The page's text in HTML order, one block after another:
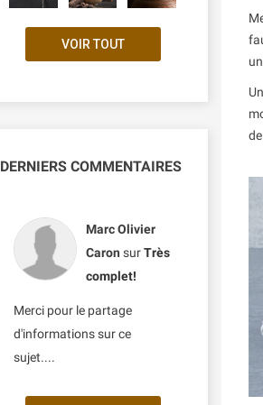
VOIR TOUT
DERNIERS COMMENTAIRES
Marc Olivier
Caron surTrès
complet!
Merci pour le partage
d'informations sur ce
sujet....